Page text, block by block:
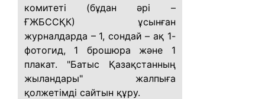
комитеті (бұдан әрі –
ҒЖБССҚК) ұсынған
журналдарда – 1, сондай – ақ 1-
фотогид, 1 брошюра және 1
плакат. "Батыс Қазақстанның
жыландары" жалпыға
қолжетімді сайтын құру.